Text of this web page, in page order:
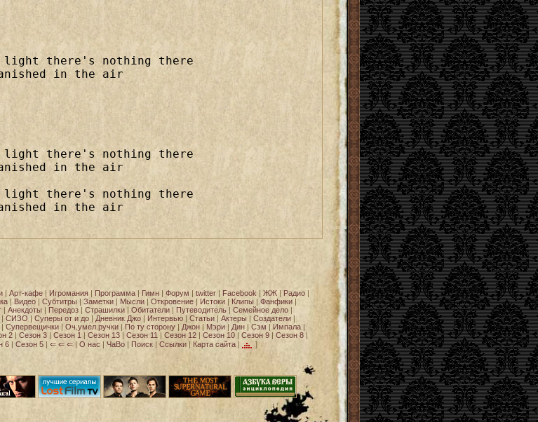
light there's nothing there
in the air
light there's nothing there
in the air
light there's nothing there
in the air
| Арт-кафе| Игромания| Программа| Гимн| Форум | twitter| Facebook | ЖЖ| Радио|
| Видео | Субтитры | Заметки | Мысли | Откровение | Истоки | Клипы | Фанфики |
| Анекдоты | Передоз | Страшилки | Обитатели | Путеводитель | Семейное дело |
СИЗО | Суперы от и до| Дневник Джо| Интервью| Статьи| Актеры| Создатели|
| Супервещички | Оч.умел.ручки | По ту сторону | Джон | Мэри | Дин | Сэм | Импала |
2 | Сезон 3 | Сезон 1 | Сезон 13 | Сезон 11 | Сезон 12 | Сезон 10 | Сезон 9 | Сезон 8 |
6| Сезон 5| ⇐ ⇐ ⇐| О нас | ЧаВо| Поиск| Ссылки| Карта сайта| ]